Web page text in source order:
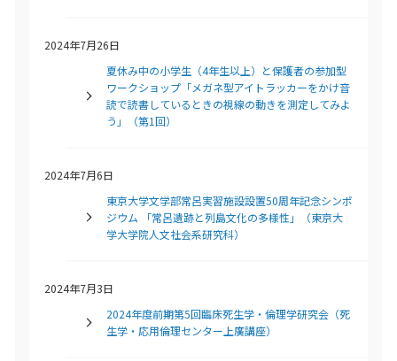
2024年7月26日
夏休み中の小学生（4年生以上）と保護者の参加型
ワークショップ「メガネ型アイトラッカーをかけ音
読で読書しているときの視線の動きを測定してみよ
う」（第1回）
2024年7月6日
東京大学文学部常呂実習施設設置50周年記念シンポ
ジウム 「常呂遺跡と列島文化の多様性」（東京大
学大学院人文社会系研究科）
2024年7月3日
2024年度前期第5回臨床死生学・倫理学研究会（死
生学・応用倫理センター上廣講座）